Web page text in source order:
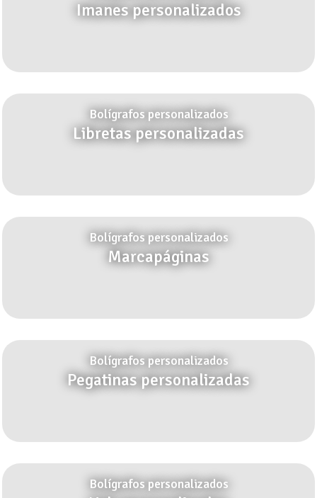
Imanes personalizados
Bolígrafos personalizados
Libretas personalizadas
Bolígrafos personalizados
Marcapáginas
Bolígrafos personalizados
Pegatinas personalizadas
Bolígrafos personalizados